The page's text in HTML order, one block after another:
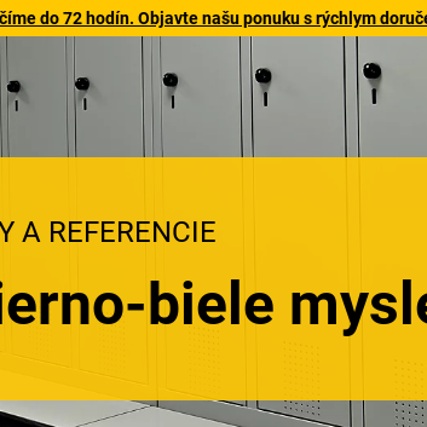
do 72 hodín. Objavte našu ponuku s rýchlym
A REFERENCIE
biele